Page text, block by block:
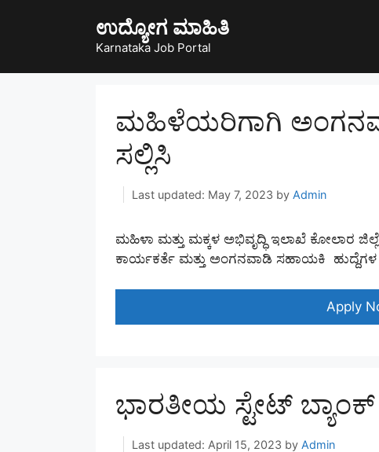
ಉದ್ಯೋಗ ಮಾಹಿತಿ
Karnataka Job Portal
ಮಹಿಳೆಯರಿಗಾಗಿ
ಸಲ್ಲಿಸಿ
May 7, 2023 by Admin
ಮಹಿಳಾ ಮತ್ತು ಮಕ್ಕಳ ಅಭಿವೃದ್ಧಿ ಇಲಾಖೆ ಕೋಲಾರ
ಕಾರ್ಯಕರ್ತೆ ಮತ್ತು ಅಂಗನವಾಡಿ ಸಹಾಯಕಿ
Apply
ಭಾರತೀಯ ಸ್ಟೇಟ್
April 15, 2023 by Admin